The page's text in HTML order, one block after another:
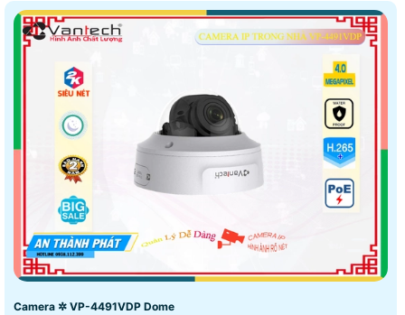
Camera ✲ VP-4491VDP Dome